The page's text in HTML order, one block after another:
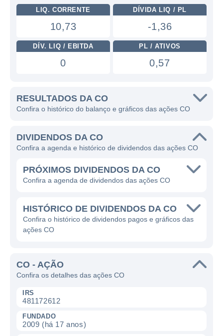
LIQ. CORRENTE
10,73
DÍVIDA LIQ / PL
-1,36
DÍV. LIQ / EBITDA
0
PL / ATIVOS
0,57
RESULTADOS DA CO
Confira o histórico do balanço e gráficos das ações CO
DIVIDENDOS DA CO
Confira a agenda e histórico de dividendos das ações CO
PRÓXIMOS DIVIDENDOS DA CO
Confira a agenda de dividendos das ações CO
HISTÓRICO DE DIVIDENDOS DA CO
Confira o histórico de dividendos pagos e gráficos das
ações CO
CO - AÇÃO
Confira os detalhes das ações CO
IRS
481172612
FUNDADO
2009 (há 17 anos)